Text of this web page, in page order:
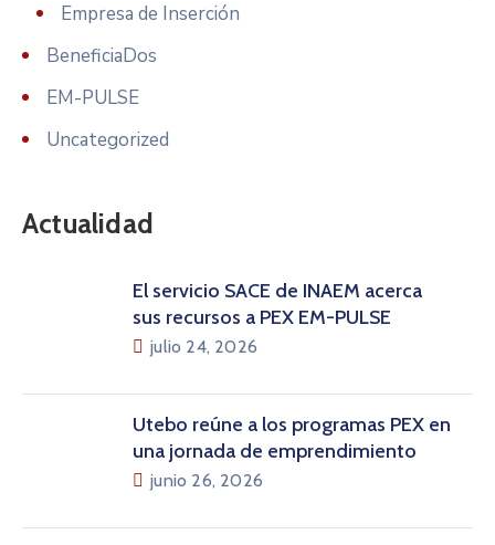
Empresa de Inserción
BeneficiaDos
EM-PULSE
Uncategorized
Actualidad
El servicio SACE de INAEM acerca
sus recursos a PEX EM-PULSE
julio 24, 2026
Utebo reúne a los programas PEX en
una jornada de emprendimiento
junio 26, 2026